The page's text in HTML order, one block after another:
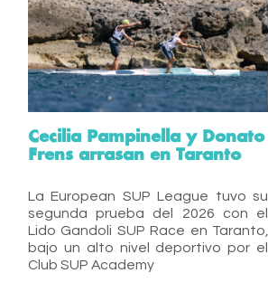
Cecilia Pampinella y Donato
Frens arrasan en Taranto
La European SUP League tuvo su
segunda prueba del 2026 con el
Lido Gandoli SUP Race en Taranto,
bajo un alto nivel deportivo por el
Club SUP Academy